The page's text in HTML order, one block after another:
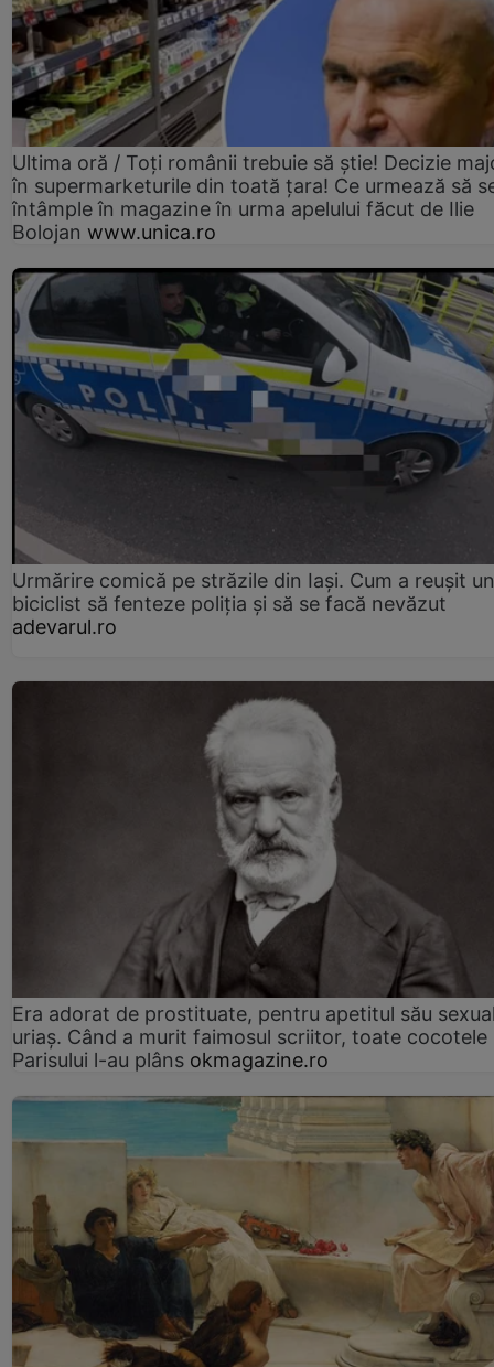
Ultima oră / Toți românii trebuie să știe! Decizie
în supermarketurile din toată țara! Ce urmează să
întâmple în magazine în urma apelului făcut de Ilie
Bolojan www.unica.ro
Urmărire comică pe străzile din Iași. Cum a reușit un
biciclist să fenteze poliția și să se facă nevăzut
adevarul.ro
Era adorat de prostituate, pentru apetitul său
uriaș. Când a murit faimosul scriitor, toate cocotele
Parisului l-au plâns okmagazine.ro